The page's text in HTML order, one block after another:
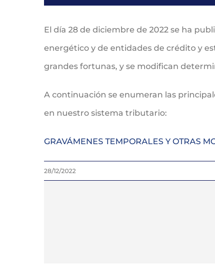
El día 28 de diciembre de 2022 se ha
energético y de entidades de crédito y
grandes fortunas, y se modifican
A continuación se enumeran las
en nuestro sistema tributario:
GRAVÁMENES TEMPORALES Y OTRAS
28/12/2022